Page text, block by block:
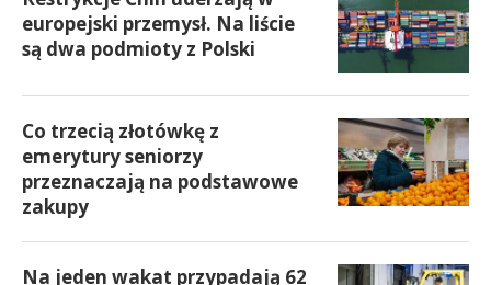
europejski przemysł. Na liście
są dwa podmioty z Polski
Co trzecią złotówkę z
emerytury seniorzy
przeznaczają na podstawowe
zakupy
Na jeden wakat przypadają 62